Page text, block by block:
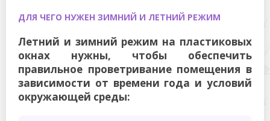
ДЛЯ ЧЕГО НУЖЕН ЗИМНИЙ И ЛЕТНИЙ РЕЖИМ
Летний и зимний режим на пластиковых
окнах нужны, чтобы обеспечить
правильное проветривание помещения в
зависимости от времени года и условий
окружающей среды: